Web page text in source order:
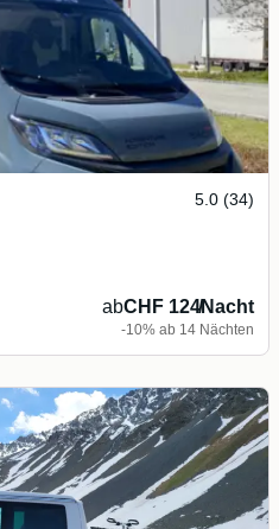
5.0 (34)
abCHF 124/Nacht
-10% ab 14 Nächten